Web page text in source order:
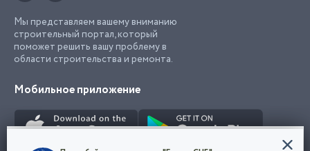
Мы представляем вашему вниманию
строительный портал, который
поможет решить вашу проблему в
области строительства и ремонта.
Мобильное приложение